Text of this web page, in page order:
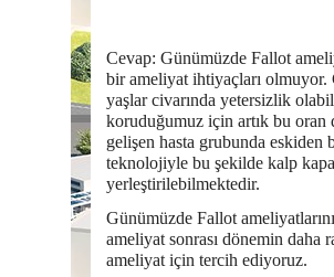
Cevap: Günümüzde Fallot
bir ameliyat ihtiyaçları olmuyor.
yaşlar civarında yetersizlik
koruduğumuz için artık bu oran
gelişen hasta grubunda
teknolojiyle bu şekilde kalp
yerleştirilebilmektedir.
Günümüzde Fallot
ameliyat sonrası dönemin daha
ameliyat için tercih ediyoruz.